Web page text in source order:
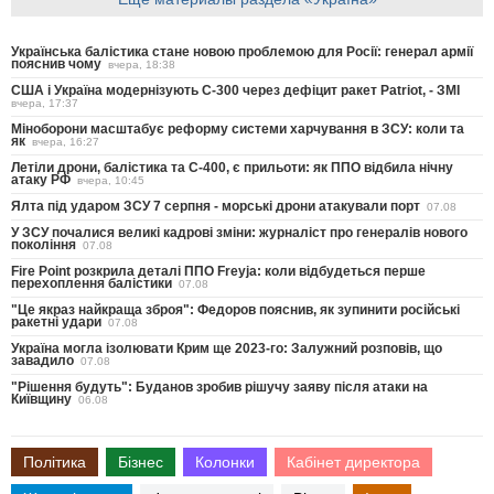
Українська балістика стане новою проблемою для Росії: генерал армії
пояснив чому вчера, 18:38
США і Україна модернізують С-300 через дефіцит ракет Patriot, - ЗМІ
вчера, 17:37
Міноборони масштабує реформу системи харчування в ЗСУ: коли та
як вчера, 16:27
Летіли дрони, балістика та С-400, є прильоти: як ППО відбила нічну
атаку РФ вчера, 10:45
Ялта під ударом ЗСУ 7 серпня - морські дрони атакували порт 07.08
У ЗСУ почалися великі кадрові зміни: журналіст про генералів нового
покоління 07.08
Fire Point розкрила деталі ППО Freyja: коли відбудеться перше
перехоплення балістики 07.08
"Це якраз найкраща зброя": Федоров пояснив, як зупинити російські
ракетні удари 07.08
Україна могла ізолювати Крим ще 2023-го: Залужний розповів, що
завадило 07.08
"Рішення будуть": Буданов зробив рішучу заяву після атаки на
Київщину 06.08
Політика Бізнес Колонки Кабінет директора